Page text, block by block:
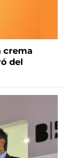
crema
del